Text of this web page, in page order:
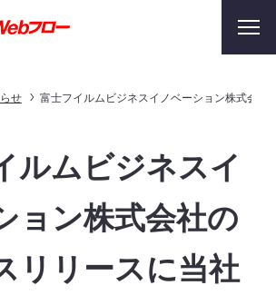
せ 富士フイルムビジネスイノベーション株式会
ルムビジネスイ
ョン株式会社の
リリースに当社